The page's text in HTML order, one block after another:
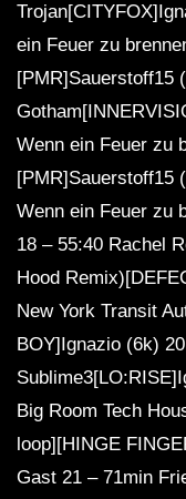
ein Feuer zu
[PMR]Sauerstoff15
Wenn ein Feuer zu
[PMR]Sauerstoff15
Wenn ein Feuer zu
18 – 55:40 Rachel
Hood
New York Transit
BOY]Ignazio (6k)
Big Room Tech
loop][HINGE
Gast 21 – 71min